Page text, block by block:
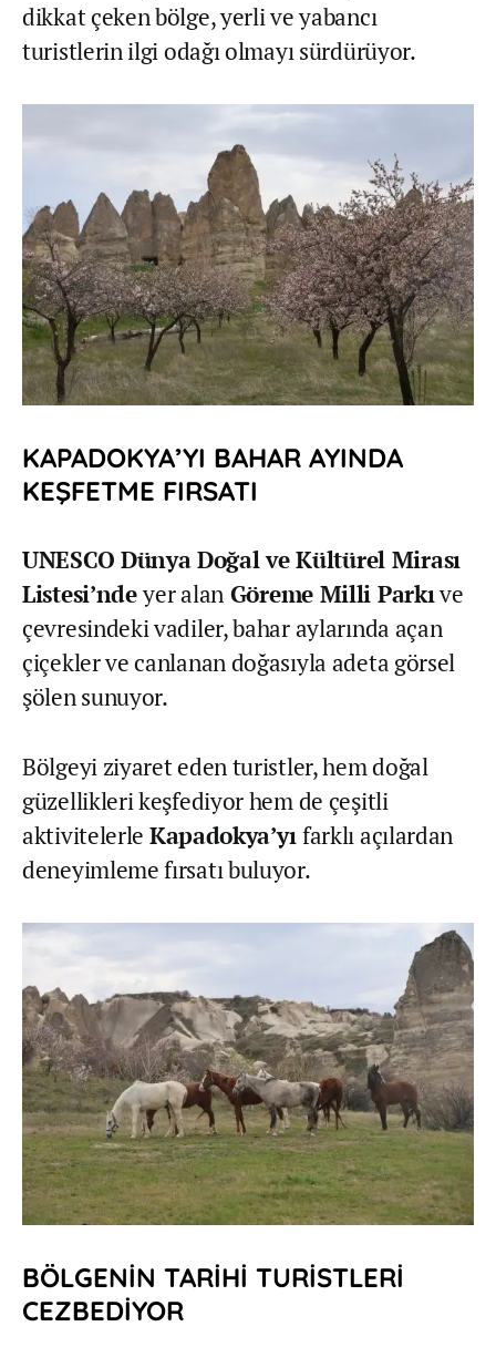
dikkat çeken bölge, yerli ve yabancı
turistlerin ilgi odağı olmayı sürdürüyor.
KAPADOKYA’YI BAHAR AYINDA
KEŞFETME FIRSATI
UNESCO Dünya Doğal ve Kültürel Mirası
Listesi’ndeyer alan Göreme Milli Parkıve
çevresindeki vadiler, bahar aylarında açan
çiçekler ve canlanan doğasıyla adeta görsel
şölen sunuyor.
Bölgeyi ziyaret eden turistler, hem doğal
güzellikleri keşfediyor hem de çeşitli
aktivitelerle Kapadokya’yıfarklı açılardan
deneyimleme fırsatı buluyor.
BÖLGENİN TARİHİ TURİSTLERİ
CEZBEDİYOR